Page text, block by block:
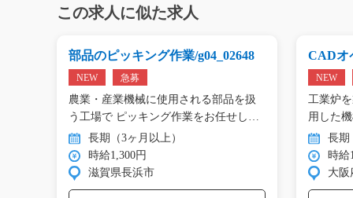
この求人に似た求人
部品のピッキング作業/g04_02648
NEW 急募
農業・産業機械に使用される部品を扱
う工場で ピッキング作業をお任せし
ま… 長期（3ヶ月以上）
時給1,300円
滋賀県長浜市
CADオ
NEW
工業炉
用した
…
長期
時給
大阪